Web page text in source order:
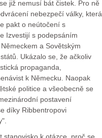
již nemusí bát čistek. Pro ně
nebezpečí války, která
pakt o neútočení s
Izvestijí s podepsáním
a Sovětským
Ukázalo se, že ačkoliv
propaganda,
k Německu. Naopak
politice a všeobecně se
postavení
díky Ribbentropovi
k otázce, proč se